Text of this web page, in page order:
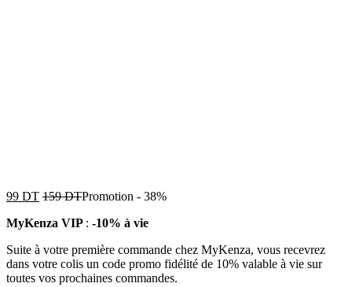
99 DT 159DTPromotion - 38%
MyKenza VIP : -10% à vie
Suite à votre première commande chez MyKenza, vous recevrez
dans votre colis un code promo fidélité de 10% valable à vie sur
toutes vos prochaines commandes.